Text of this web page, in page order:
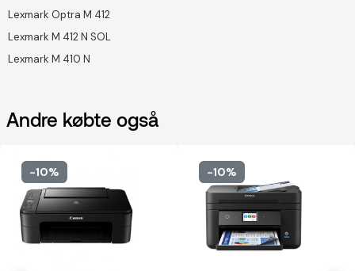
Lexmark Optra M 412
Lexmark M 412 N SOL
Lexmark M 410 N
Andre købte også
-10% -10%